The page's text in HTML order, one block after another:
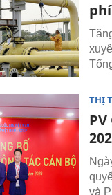
phí
THỊ
và